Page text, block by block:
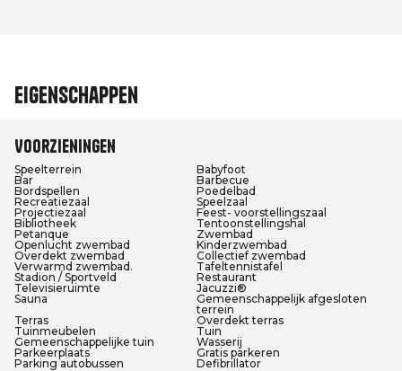
Eigenschappen
Voorzieningen
Speelterrein
Babyfoot
Bar
Barbecue
Bordspellen
Poedelbad
Recreatiezaal
Speelzaal
Projectiezaal
Feest- voorstellingszaal
Bibliotheek
Tentoonstellingshal
Petanque
Zwembad
Openlucht zwembad
Kinderzwembad
Overdekt zwembad
Collectief zwembad
Verwarmd zwembad.
Tafeltennistafel
Stadion / Sportveld
Restaurant
Televisieruimte
Jacuzzi®
Sauna
Gemeenschappelijk afgesloten
terrein
Terras
Overdekt terras
Tuinmeubelen
Tuin
Gemeenschappelijke tuin
Wasserij
Parkeerplaats
Gratis parkeren
Parking autobussen
Defibrillator